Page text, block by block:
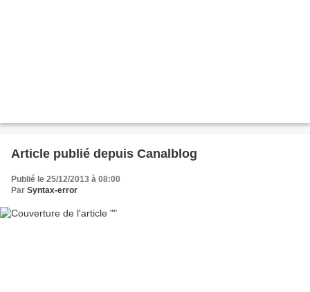
Article publié depuis Canalblog
Publié le 25/12/2013 à 08:00
Par Syntax-error